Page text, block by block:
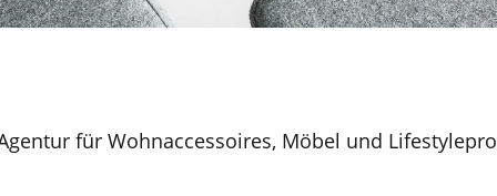
für Wohnaccessoires, Möbel und